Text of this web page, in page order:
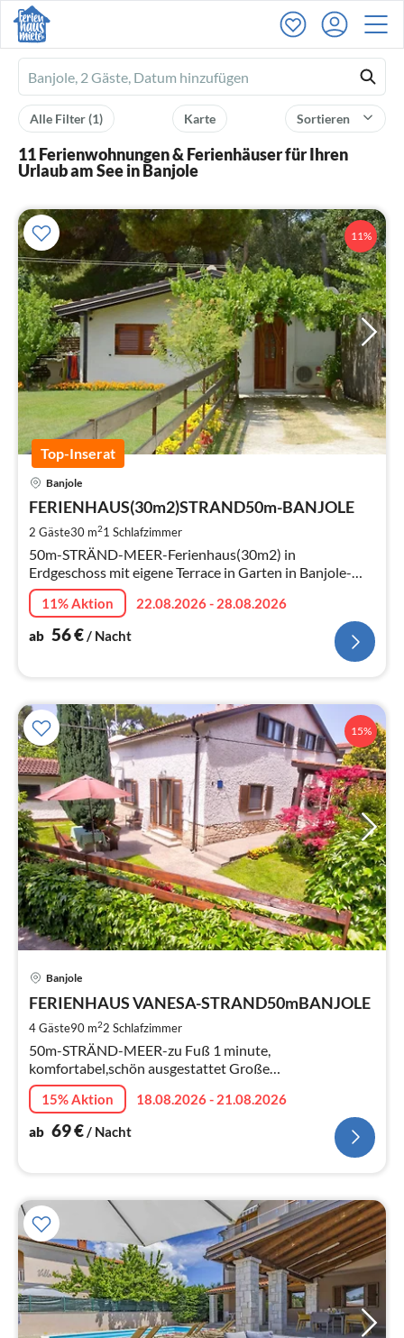
Ferienhausmiete
logo
Sortieren
Karte
Alle Filter(1)
11 Ferienwohnungen & Ferienhäuser für Ihren
Urlaub am See in Banjole
11%
Top-Inserat
Banjole
FERIENHAUS(30m2)STRAND50m-BANJOLE
2 Gäste30 m21 Schlafzimmer
50m-STRÄND-MEER-Ferienhaus(30m2) in
Erdgeschoss mit eigene Terrace in Garten in Banjole-
Pula
11% Aktion
22.08.2026 - 28.08.2026
ab 56€/ Nacht
15%
Banjole
FERIENHAUS VANESA-STRAND50mBANJOLE
4 Gäste90 m22 Schlafzimmer
50m-STRÄND-MEER-zu Fuß 1 minute,
komfortabel,schön ausgestattet Große
Wohnungen(jedes fur 4 Personen, jedes 90m2)mit
eigene separate Terrasse 20m2
15% Aktion
18.08.2026 - 21.08.2026
ab 69€/ Nacht